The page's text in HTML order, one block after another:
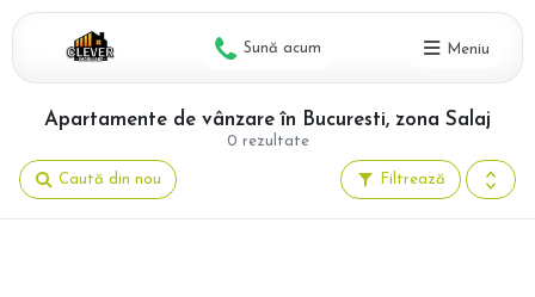
Sună acum Meniu
0 rezultate
Apartamente de vânzare în Bucuresti, zona Salaj
Filtrează
Caută din nou